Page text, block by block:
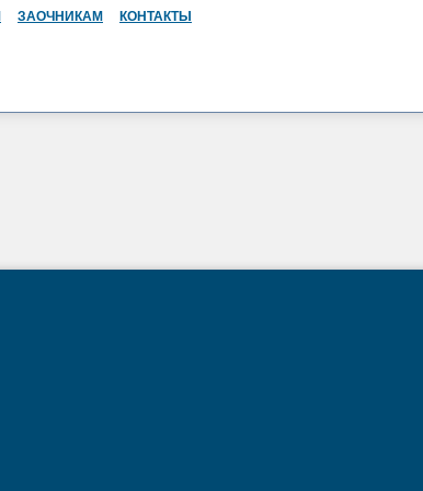
ЗАОЧНИКАМ КОНТАКТЫ